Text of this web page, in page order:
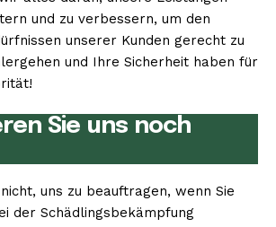
und zu verbessern, um den
unserer Kunden gerecht zu
und Ihre Sicherheit haben für
Sie uns noch
uns zu beauftragen, wenn Sie
der Schädlingsbekämpfung